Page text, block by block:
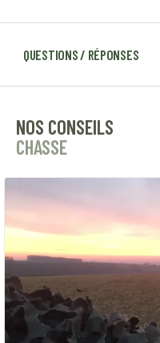
QUESTIONS / RÉPONSES
NOS CONSEILS
CHASSE